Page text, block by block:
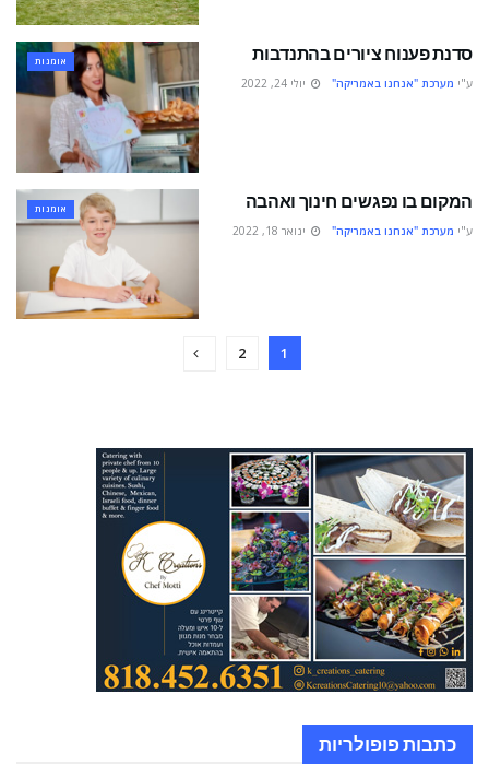
אומנות סדנת פענוח ציורים בהתנדבות
ע"י מערכת "אנחנו באמריקה" יולי 24, 2022
אומנות המקום בו נפגשים חינוך ואהבה
ע"י מערכת "אנחנו באמריקה" ינואר 18, 2022
1
2
כתבות פופולריות